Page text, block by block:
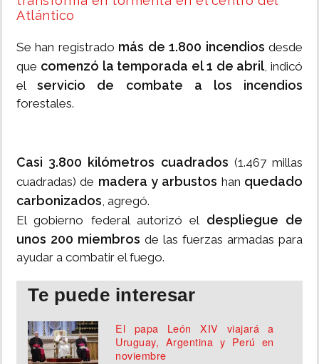
Atlántico
Se han registrado más de 1.800 incendiosdesde
que comenzó la temporada el 1 de abril, indicó
elservicio de combate a los incendios
forestales.
Casi 3.800 kilómetros cuadrados (1.467 millas
cuadradas) de madera y arbustos han quedado
carbonizados, agregó.
El gobierno federal autorizó el despliegue de
unos 200 miembros de las fuerzas armadas para
ayudar a combatir el fuego.
Te puede interesar
El papa León XIV viajará a
Uruguay, Argentina y Perú en
noviembre